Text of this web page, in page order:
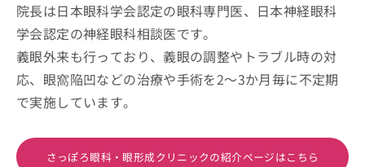
院長は日本眼科学会認定の眼科専門医、日本神経眼科
学会認定の神経眼科相談医です。
義眼外来も行っており、義眼の調整やトラブル時の対
応、眼窩陥凹などの治療や手術を2～3か月毎に不定期
で実施しています。
さっぽろ眼科・眼形成クリニックの紹介ページはこちら